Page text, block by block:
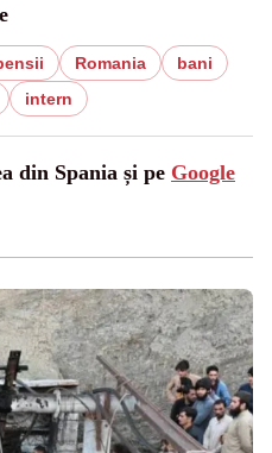
Romania
bani
intern
din Spania și pe Google